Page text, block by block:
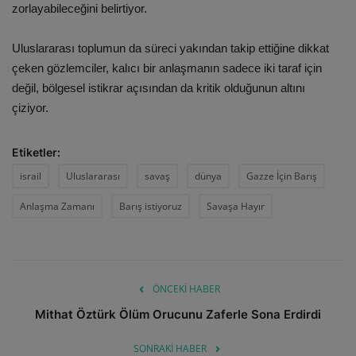
zorlayabileceğini belirtiyor.
Uluslararası toplumun da süreci yakından takip ettiğine dikkat
çeken gözlemciler, kalıcı bir anlaşmanın sadece iki taraf için
değil, bölgesel istikrar açısından da kritik olduğunun altını
çiziyor.
Etiketler:
israil
Uluslararası savaş dünya Gazze İçin Barış
Anlaşma Zamanı Barış istiyoruz Savaşa Hayır
ÖNCEKI HABER
Mithat Öztürk Ölüm Orucunu Zaferle Sona Erdirdi
SONRAKI HABER